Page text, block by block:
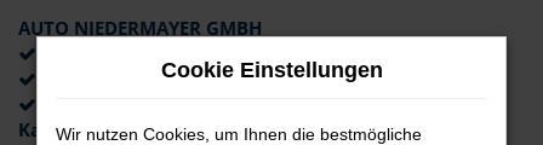
AUTO NIEDERMAYER GMBH
Lieferung an die Haustür
Kaufabwicklung
Cookie Einstellungen
Wir nutzen Cookies, um Ihnen die bestmögliche